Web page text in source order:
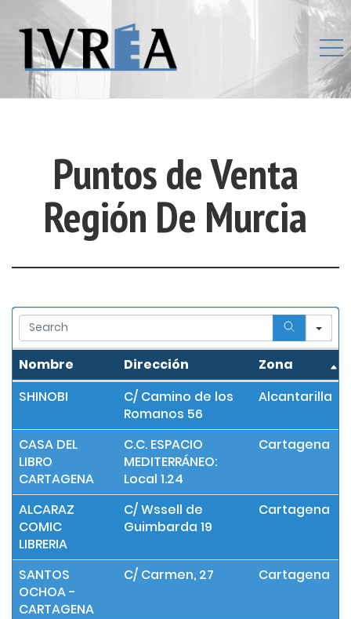
Puntos de Venta
Región De Murcia
Nombre Dirección
Zona
SHINOBI
C/ Camino de los
Romanos 56
Alcantarilla
CASA DEL
LIBRO
CARTAGENA
C.C. ESPACIO
MEDITERRÁNEO:
Local 1.24
Cartagena
ALCARAZ
COMIC
LIBRERIA
C/ Wssell de
Guimbarda 19
Cartagena
SANTOS
OCHOA -
CARTAGENA
C/ Carmen, 27 Cartagena